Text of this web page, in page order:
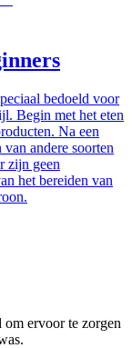
bedoeld voor
Begin met het eten
Na een
andere soorten
zijn geen
het bereiden van
om ervoor te zorgen